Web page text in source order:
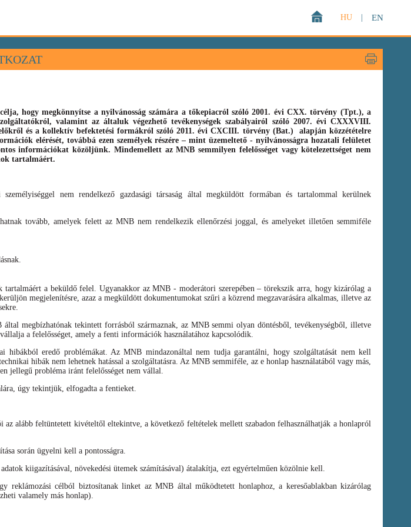
EN
HU
hogy megkönnyítse a nyilvánosság számára a tőkepiacról szóló 2001. évi CXX. törvény (Tpt.), a
valamint az általuk végezhető tevékenységek szabályairól szóló 2007. évi CXXXVIII.
és a kollektív befektetési formákról szóló2011. évi CXCIII. törvény (Bat.)
alapján közzétételre
elérését, továbbá ezen személyek részére – mint üzemeltető - nyilvánosságra hozatali felületet
információkat közöljünk. Mindemellett az MNB semmilyen felelősséget vagy kötelezettséget nem
tartalmáért.
nem rendelkező gazdasági társaság által megküldött formában és tartalommal kerülnek
tovább, amelyek felett az MNB nem rendelkezik ellenőrzési joggal, és amelyeket illetően semmiféle
a beküldő felel. Ugyanakkor az MNB - moderátori szerepében – törekszik arra, hogy kizárólag a
megjelenítésre, azaz a megküldött dokumentumokat szűri a közrend megzavarására alkalmas, illetve az
megbízhatónak tekintett forrásból származnak, az MNB semmi olyan döntésből, tevékenységből, illetve
a felelősséget, amely a fenti információk használatához kapcsolódik.
hibákból eredő problémákat. Az MNB mindazonáltal nem tudja garantálni, hogy szolgáltatását nem kell
hibák nem lehetnek hatással a szolgáltatásra. Az MNB semmiféle, az e honlap használatából vagy más,
jellegű probléma iránt felelősséget nem vállal.
úgy tekintjük, elfogadta a fentieket.
alább feltüntetett kivételtől eltekintve, a következő feltételek mellett szabadon felhasználhatják a honlapról
során ügyelni kell a pontosságra.
kiigazításával, növekedési ütemek számításával) átalakítja, ezt egyértelműen közölnie kell.
reklámozási célból biztosítanak linket az MNB által működtetett honlaphoz, a keresőablakban kizárólag
valamely más honlap).